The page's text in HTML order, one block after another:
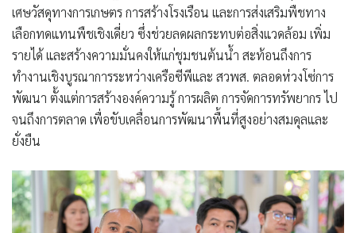
เศษวัสดุทางการเกษตร การสร้างโรงเรือน และการส่งเสริมพืชทาง
เลือกทดแทนพืชเชิงเดี่ยว ซึ่งช่วยลดผลกระทบต่อสิ่งแวดล้อม เพิ่ม
รายได้ และสร้างความมั่นคงให้แก่ชุมชนต้นน้ำ สะท้อนถึงการ
ทำงานเชิงบูรณาการระหว่างเครือซีพีและ สวพส. ตลอดห่วงโซ่การ
พัฒนา ตั้งแต่การสร้างองค์ความรู้ การผลิต การจัดการทรัพยากร ไป
จนถึงการตลาด เพื่อขับเคลื่อนการพัฒนาพื้นที่สูงอย่างสมดุลและ
ยั่งยืน